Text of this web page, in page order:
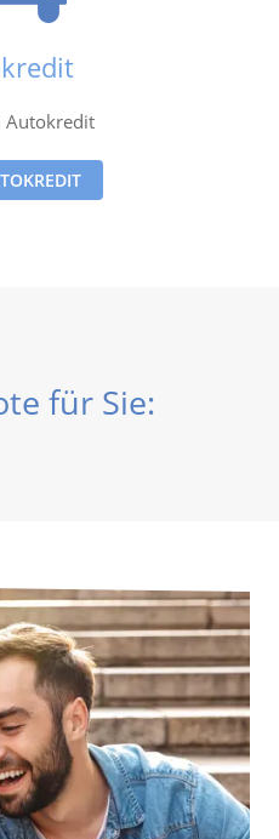
Autokredit
für Sie: